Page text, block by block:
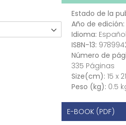
Estado de la
Año de edición:
Idioma: Español
ISBN-13:
Número de
335 Páginas
Size(cm): 15 x
Peso (kg): 0.5
E-BOOK (PDF)